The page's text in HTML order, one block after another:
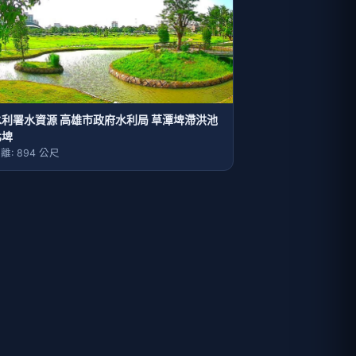
署水資源 高雄市政府水利局 草潭埤滯洪池
: 894 公尺